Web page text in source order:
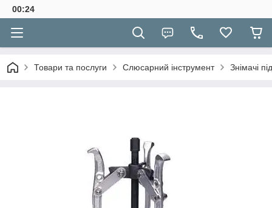
00:24
Товари та послуги Слюсарний інструмент Знімачі